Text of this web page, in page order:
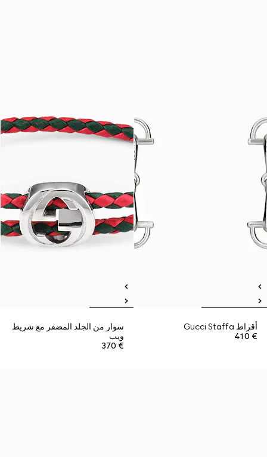
أقراط Gucci Staffa
€ 410
سوار من الجلد المضفر مع شريط
ويب
€ 370